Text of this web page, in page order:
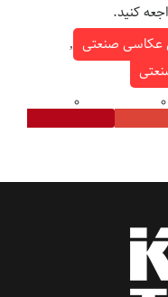
کنید.
عکاسی صنعتی ,